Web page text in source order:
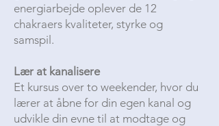
energiarbejde oplever de 12
chakraers kvaliteter, styrke og
samspil.
Lær at kanalisere
Et kursus over to weekender, hvor du
lærer at åbne for din egen kanal og
udvikle din evne til at modtage og